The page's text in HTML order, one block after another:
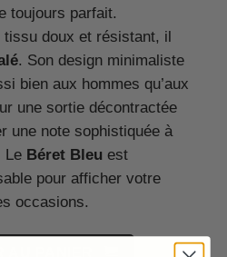
toujours parfait.
doux et résistant, il
. Son design minimaliste
bien aux hommes qu’aux
une sortie décontractée
une note sophistiquée à
Le Béret Bleu est
pour afficher votre
occasions.